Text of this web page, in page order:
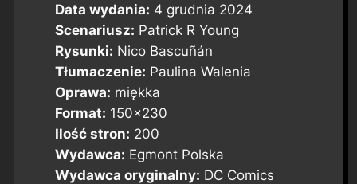
Data wydania: 4 grudnia 2024
Scenariusz: Patrick R Young
Rysunki: Nico Bascuñán
Tłumaczenie: Paulina Walenia
Oprawa: miękka
Format: 150×230
Ilość stron: 200
Wydawca: Egmont Polska
Wydawca oryginalny: DC Comics